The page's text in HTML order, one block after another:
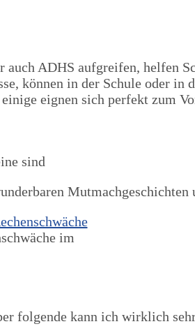
auch ADHS aufgreifen, helfen
können in der Schule oder
eignen sich perfekt zum
sind
im
folgende kann ich wirklich